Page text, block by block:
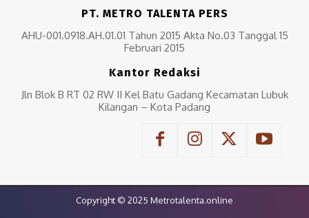
PT. METRO TALENTA PERS
AHU-001.0918.AH.01.01 Tahun 2015 Akta No.03 Tanggal 15
Februari 2015
Kantor Redaksi
Jln Blok B RT 02 RW II Kel Batu Gadang Kecamatan Lubuk
Kilangan – Kota Padang
Copyright © 2025 Metrotalenta.online